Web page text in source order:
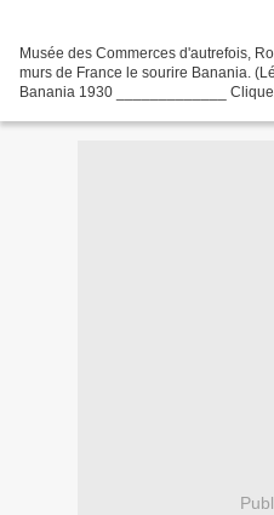
Musée des Commerces d'autrefois,
murs de France le sourire Banania.
Banania 1930 _____________